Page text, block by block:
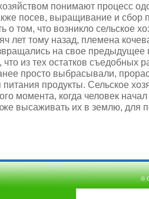
понимают процесс
посев, выращивание и сбор
о том, что возникло сельское
лет тому назад, племена
на свое предыдущее
из тех остатков съедобных
просто выбрасывали,
продукты. Сельское
момента, когда человек
высаживать их в землю, для
©